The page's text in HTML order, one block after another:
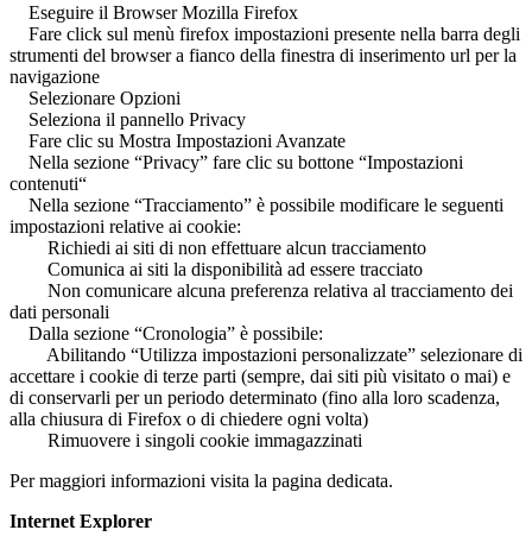
Eseguire il Browser Mozilla Firefox
Fare click sul menù firefox impostazioni presente nella barra degli
strumenti del browser a fianco della finestra di inserimento url per la
navigazione
Selezionare Opzioni
Seleziona il pannello Privacy
Fare clic su Mostra Impostazioni Avanzate
Nella sezione “Privacy” fare clic su bottone “Impostazioni
contenuti“
Nella sezione “Tracciamento” è possibile modificare le seguenti
impostazioni relative ai cookie:
Richiedi ai siti di non effettuare alcun tracciamento
Comunica ai siti la disponibilità ad essere tracciato
Non comunicare alcuna preferenza relativa al tracciamento dei
dati personali
Dalla sezione “Cronologia” è possibile:
Abilitando “Utilizza impostazioni personalizzate” selezionare di
accettare i cookie di terze parti (sempre, dai siti più visitato o mai) e
di conservarli per un periodo determinato (fino alla loro scadenza,
alla chiusura di Firefox o di chiedere ogni volta)
Rimuovere i singoli cookie immagazzinati
Per maggiori informazioni visita la pagina dedicata.
Internet Explorer